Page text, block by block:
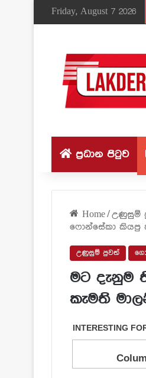
Friday, August 7 2026
ප්‍රධාන පිටුව
Home/උණුසුම්
ෆොන්සේකා කියපු
උණුසුම් පුවත්
මට දැනුම
කැමති